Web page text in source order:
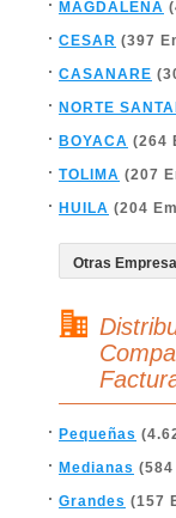
MAGDALENA
CESAR (397
CASANARE
NORTE
BOYACA (264
TOLIMA (207
HUILA (204
Pequeñas
Medianas
Grandes (157